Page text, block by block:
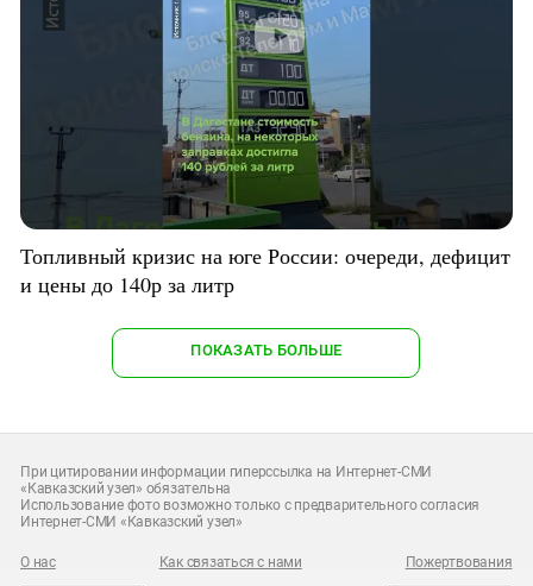
Топливный кризис на юге России: очереди, дефицит
и цены до 140р за литр
ПОКАЗАТЬ БОЛЬШЕ
При цитировании информации гиперссылка на Интернет-СМИ
«Кавказский узел» обязательна
Использование фото возможно только с предварительного согласия
Интернет-СМИ «Кавказский узел»
О нас Как связаться с нами Пожертвования